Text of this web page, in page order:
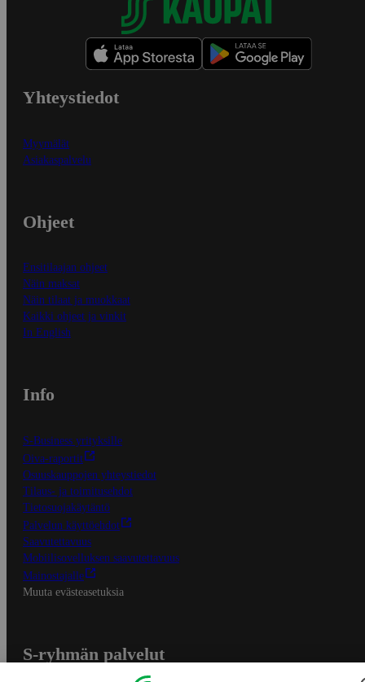
Yhteystiedot
Myymälät
Asiakaspalvelu
Ohjeet
Ensitilaajan ohjeet
Näin maksat
Näin tilaat ja muokkaat
Kaikki ohjeet ja vinkit
In English
Info
S-Business yrityksille
Oiva-raportit
Osuuskauppojen yhteystiedot
Tilaus- ja toimitusehdot
Tietosuojakäytäntö
Palvelun käyttöehdot
Saavutettavuus
Mobiilisovelluksen saavutettavuus
Mainostajalle
Muuta evästeasetuksia
S-ryhmän palvelut